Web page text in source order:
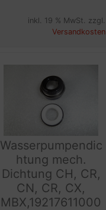
inkl. 19 % MwSt. zzgl.
Versandkosten
Wasserpumpendic
htung mech.
Dichtung CH, CR,
CN, CR, CX,
MBX,19217611000